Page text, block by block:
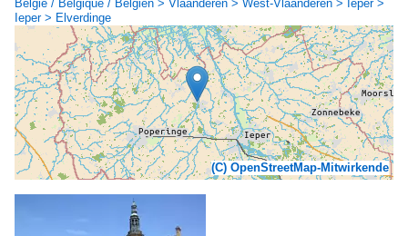
België / Belgique / Belgien > Vlaanderen > West-Vlaanderen > Ieper >
Ieper > Elverdinge
(C) OpenStreetMap-Mitwirkende